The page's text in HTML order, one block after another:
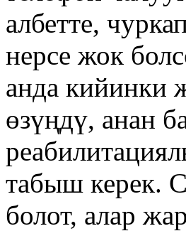
албетте,
нерсе жок
анда кийинки
өзүңдү, анан
табыш керек.
болот, алар